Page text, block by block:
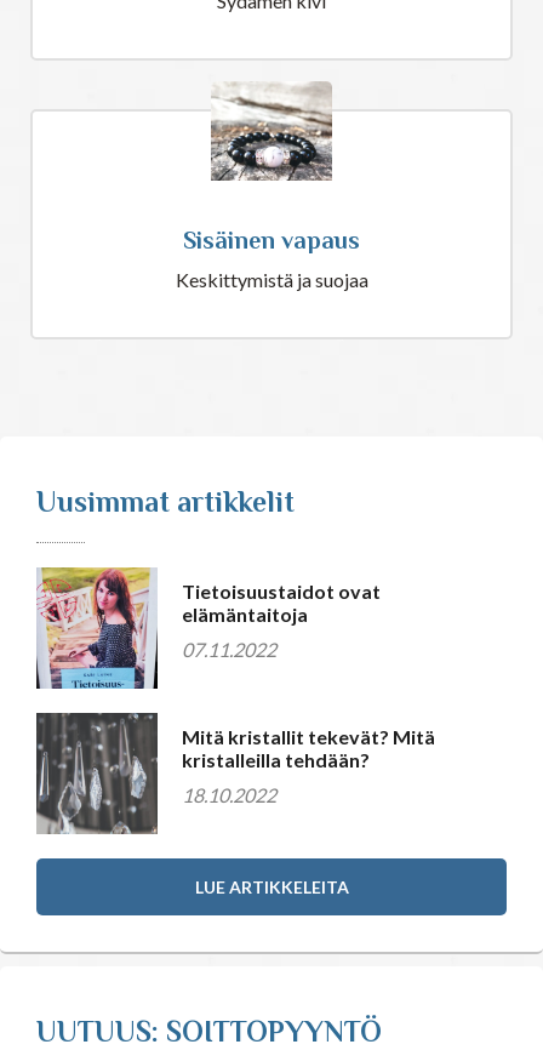
Sisäinen vapaus
Keskittymistä ja suojaa
Uusimmat artikkelit
Tietoisuustaidot ovat
elämäntaitoja
07.11.2022
Mitä kristallit tekevät? Mitä
kristalleilla tehdään?
18.10.2022
LUE ARTIKKELEITA
UUTUUS: SOITTOPYYNTÖ